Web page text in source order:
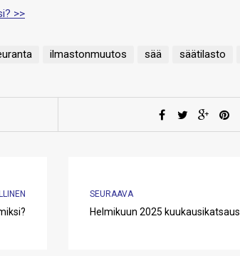
>>
ilmastonmuutos sää säätilasto
SEURAAVA
Helmikuun 2025 kuukausikatsaus